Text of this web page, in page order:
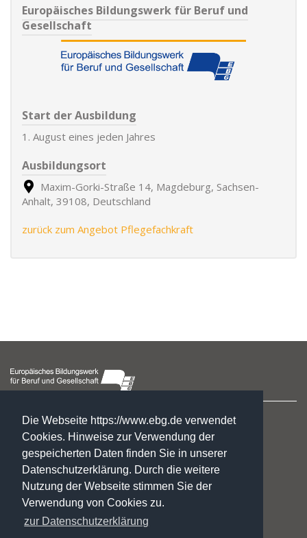
Die Webseite https://www.ebg.de verwendet
Cookies. Hinweise zur Verwendung der
gespeicherten Daten finden Sie in unserer
Datenschutzerklärung. Durch die weitere
Nutzung der Webseite stimmen Sie der
Verwendung von Cookies zu.
zur Datenschutzerklärung
Europäisches Bildungswerk für Beruf und
Gesellschaft
Start der Ausbildung
1. August eines jeden Jahres
Ausbildungsort
Maxim-Gorki-Straße 14, Magdeburg, Sachsen-
Anhalt, 39108, Deutschland
zurück zum Angebot Pflegefachkraft
Hegelstraße 2
39104 Magdeburg
☏ : +49. 3 91. 5 41 94 77
gf@ebg.de
Kontakt
Impressum
Datenschutzerklärung